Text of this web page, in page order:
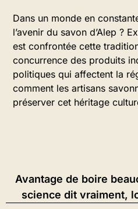
Dans un monde en
l’avenir du savon d’Alep ?
est confrontée cette
concurrence des produits
politiques qui affectent la
comment les artisans
préserver cet héritage
Avantage de boire
science dit vraiment,